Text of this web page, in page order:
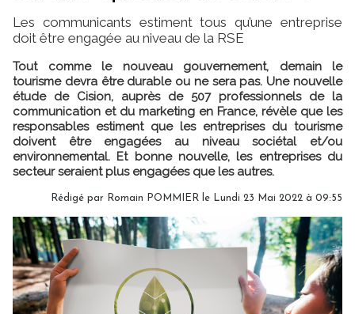
Les communicants estiment tous qu’une entreprise
doit être engagée au niveau de la RSE
Tout comme le nouveau gouvernement, demain le
tourisme devra être durable ou ne sera pas. Une nouvelle
étude de Cision, auprès de 507 professionnels de la
communication et du marketing en France, révèle que les
responsables estiment que les entreprises du tourisme
doivent être engagées au niveau sociétal et/ou
environnemental. Et bonne nouvelle, les entreprises du
secteur seraient plus engagées que les autres.
Rédigé par Romain POMMIER le Lundi 23 Mai 2022 à 09:55